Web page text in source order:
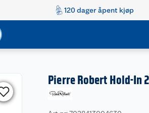
120 dager åpent kjøp
Pierre Robert Hold-In